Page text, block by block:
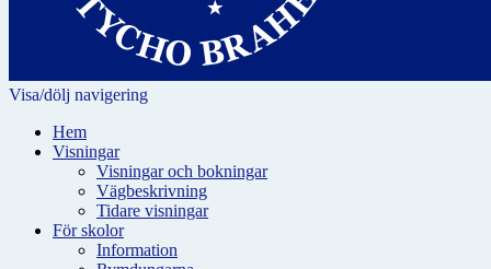
Visa/dölj navigering
Hem
Visningar
Visningar och bokningar
Vägbeskrivning
Tidare visningar
För skolor
Information